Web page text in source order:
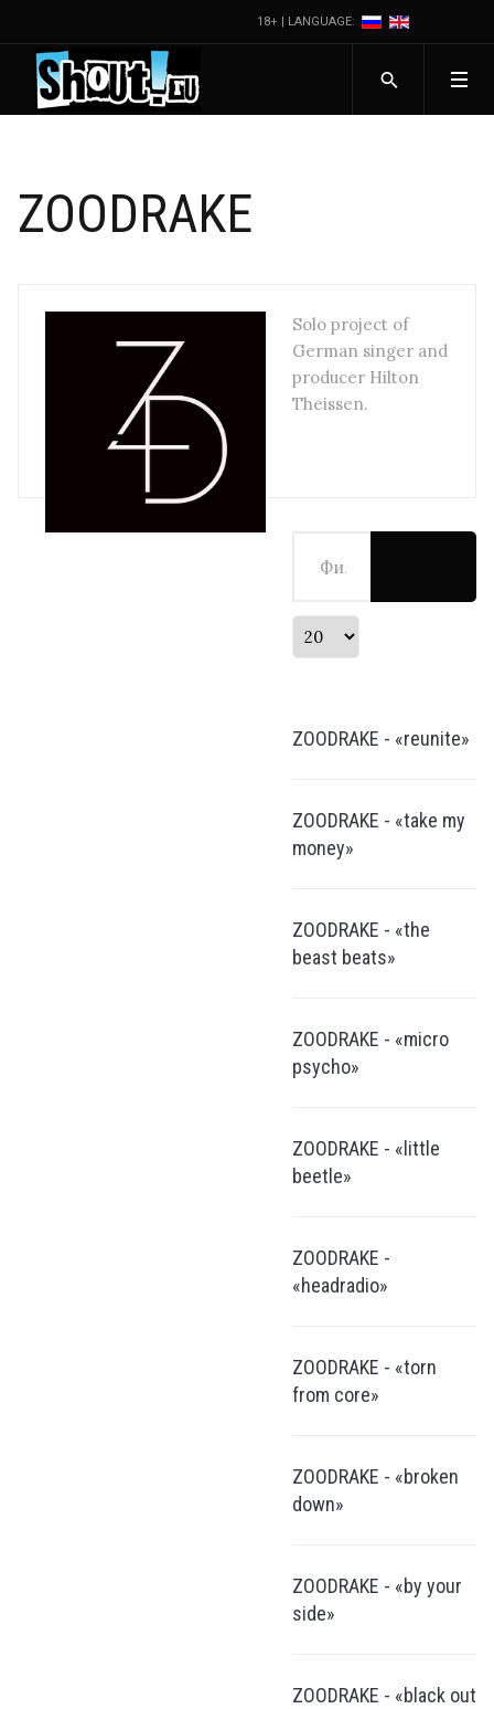
18+ | LANGUAGE:
ZOODRAKE
Solo project of
German singer and
producer Hilton
Theissen.
Кол-во строк:
ZOODRAKE - «reunite»
ZOODRAKE - «take my
money»
ZOODRAKE - «the
beast beats»
ZOODRAKE - «micro
psycho»
ZOODRAKE - «little
beetle»
ZOODRAKE -
«headradio»
ZOODRAKE - «torn
from core»
ZOODRAKE - «broken
down»
ZOODRAKE - «by your
side»
ZOODRAKE - «black out